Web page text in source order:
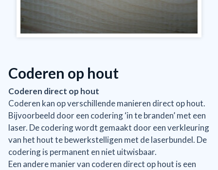
Coderen op hout
Coderen direct op hout
Coderen kan op verschillende manieren direct op hout.
Bijvoorbeeld door een codering ‘in te branden’ met een
laser. De codering wordt gemaakt door een verkleuring
van het hout te bewerkstelligen met de laserbundel. De
codering is permanent en niet uitwisbaar.
Een andere manier van coderen direct op hout is een